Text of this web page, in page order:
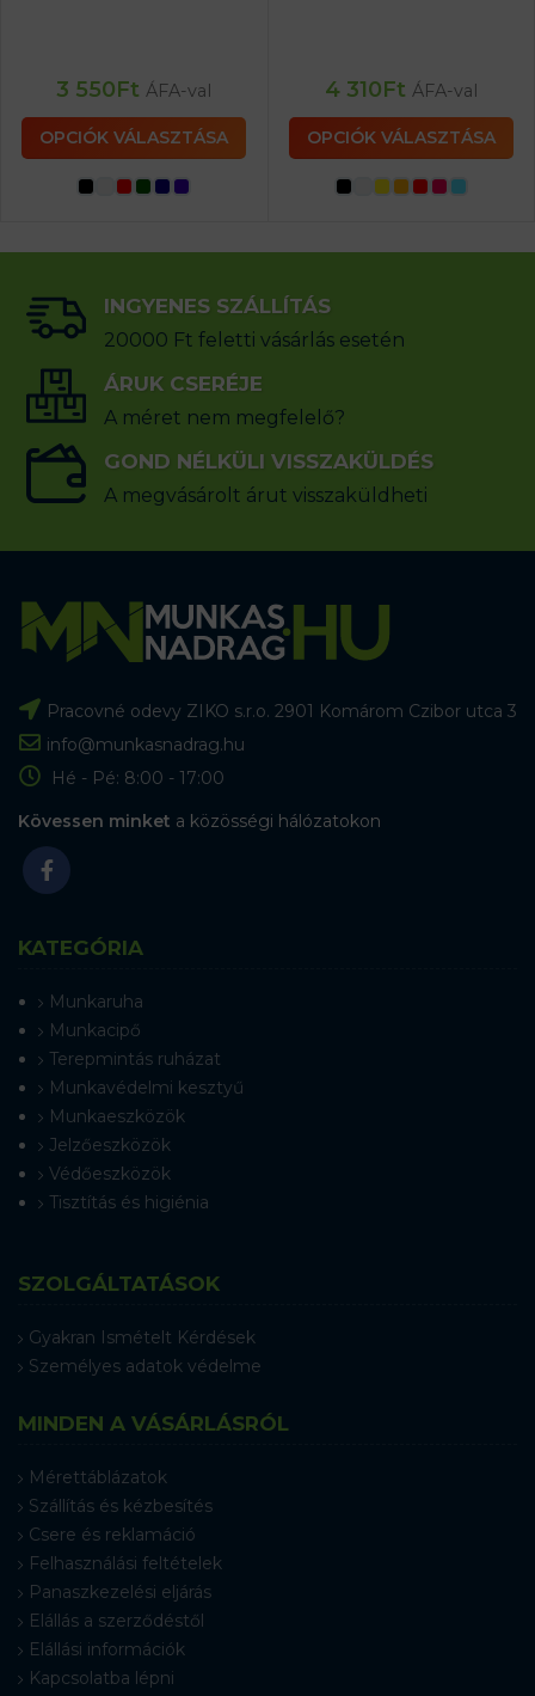
3 550Ft ÁFA-val
OPCIÓK VÁLASZTÁSA
4 310Ft ÁFA-val
OPCIÓK VÁLASZTÁSA
INGYENES SZÁLLÍTÁS
20000 Ft feletti vásárlás esetén
ÁRUK CSERÉJE
A méret nem megfelelő?
GOND NÉLKÜLI VISSZAKÜLDÉS
A megvásárolt árut visszaküldheti
Pracovné odevy ZIKO s.r.o. 2901 Komárom Czibor utca 3
info@munkasnadrag.hu
Hé - Pé: 8:00 - 17:00
Kövessen minket a közösségi hálózatokon
KATEGÓRIA
Munkaruha
Munkacipő
Terepmintás ruházat
Munkavédelmi kesztyű
Munkaeszközök
Jelzőeszközök
Védőeszközök
Tisztítás és higiénia
SZOLGÁLTATÁSOK
Gyakran Ismételt Kérdések
Személyes adatok védelme
MINDEN A VÁSÁRLÁSRÓL
Mérettáblázatok
Szállítás és kézbesítés
Csere és reklamáció
Felhasználási feltételek
Panaszkezelési eljárás
Elállás a szerződéstől
Elállási információk
Kapcsolatba lépni